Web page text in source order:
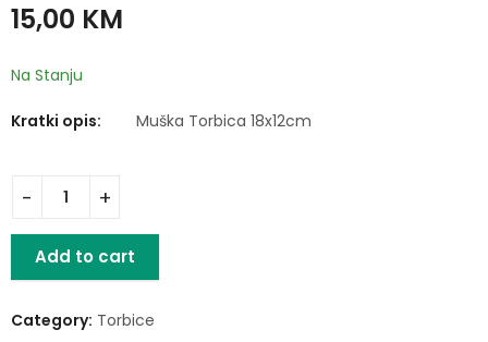
15,00 KM
Na Stanju
Kratki opis: Muška Torbica 18x12cm
Add to cart
Category: Torbice